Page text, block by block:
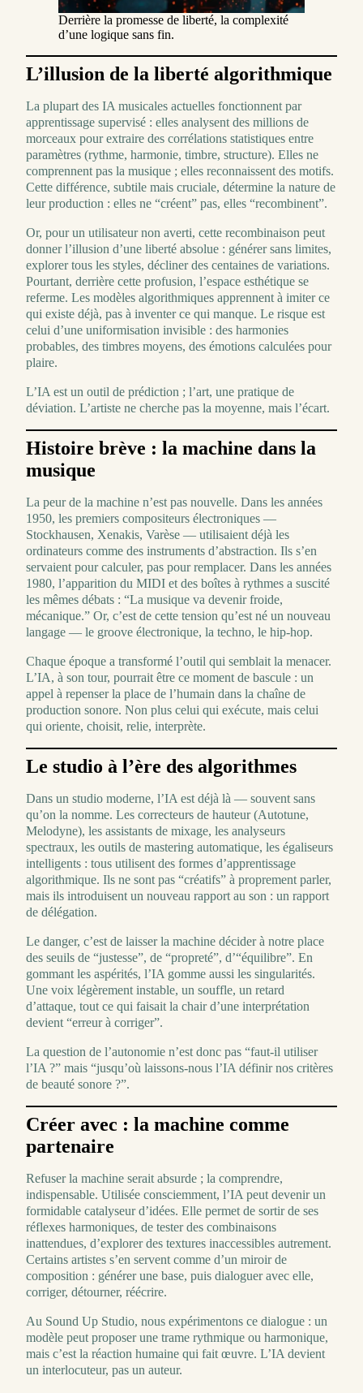
Derrière la promesse de liberté, la complexité
d’une logique sans fin.
L’illusion de la liberté algorithmique
La plupart des IA musicales actuelles fonctionnent par
apprentissage supervisé : elles analysent des millions de
morceaux pour extraire des corrélations statistiques entre
paramètres (rythme, harmonie, timbre, structure). Elles ne
comprennent pas la musique ; elles reconnaissent des motifs.
Cette différence, subtile mais cruciale, détermine la nature de
leur production : elles ne “créent” pas, elles “recombinent”.
Or, pour un utilisateur non averti, cette recombinaison peut
donner l’illusion d’une liberté absolue : générer sans limites,
explorer tous les styles, décliner des centaines de variations.
Pourtant, derrière cette profusion, l’espace esthétique se
referme. Les modèles algorithmiques apprennent à imiter ce
qui existe déjà, pas à inventer ce qui manque. Le risque est
celui d’une uniformisation invisible : des harmonies
probables, des timbres moyens, des émotions calculées pour
plaire.
L’IA est un outil de prédiction ; l’art, une pratique de
déviation. L’artiste ne cherche pas la moyenne, mais l’écart.
Histoire brève : la machine dans la
musique
La peur de la machine n’est pas nouvelle. Dans les années
1950, les premiers compositeurs électroniques —
Stockhausen, Xenakis, Varèse — utilisaient déjà les
ordinateurs comme des instruments d’abstraction. Ils s’en
servaient pour calculer, pas pour remplacer. Dans les années
1980, l’apparition du MIDI et des boîtes à rythmes a suscité
les mêmes débats : “La musique va devenir froide,
mécanique.” Or, c’est de cette tension qu’est né un nouveau
langage — le groove électronique, la techno, le hip-hop.
Chaque époque a transformé l’outil qui semblait la menacer.
L’IA, à son tour, pourrait être ce moment de bascule : un
appel à repenser la place de l’humain dans la chaîne de
production sonore. Non plus celui qui exécute, mais celui
qui oriente, choisit, relie, interprète.
Le studio à l’ère des algorithmes
Dans un studio moderne, l’IA est déjà là — souvent sans
qu’on la nomme. Les correcteurs de hauteur (Autotune,
Melodyne), les assistants de mixage, les analyseurs
spectraux, les outils de mastering automatique, les égaliseurs
intelligents : tous utilisent des formes d’apprentissage
algorithmique. Ils ne sont pas “créatifs” à proprement parler,
mais ils introduisent un nouveau rapport au son : un rapport
de délégation.
Le danger, c’est de laisser la machine décider à notre place
des seuils de “justesse”, de “propreté”, d’“équilibre”. En
gommant les aspérités, l’IA gomme aussi les singularités.
Une voix légèrement instable, un souffle, un retard
d’attaque, tout ce qui faisait la chair d’une interprétation
devient “erreur à corriger”.
La question de l’autonomie n’est donc pas “faut-il utiliser
l’IA ?” mais “jusqu’où laissons-nous l’IA définir nos critères
de beauté sonore ?”.
Créer avec : la machine comme
partenaire
Refuser la machine serait absurde ; la comprendre,
indispensable. Utilisée consciemment, l’IA peut devenir un
formidable catalyseur d’idées. Elle permet de sortir de ses
réflexes harmoniques, de tester des combinaisons
inattendues, d’explorer des textures inaccessibles autrement.
Certains artistes s’en servent comme d’un miroir de
composition : générer une base, puis dialoguer avec elle,
corriger, détourner, réécrire.
Au Sound Up Studio, nous expérimentons ce dialogue : un
modèle peut proposer une trame rythmique ou harmonique,
mais c’est la réaction humaine qui fait œuvre. L’IA devient
un interlocuteur, pas un auteur.